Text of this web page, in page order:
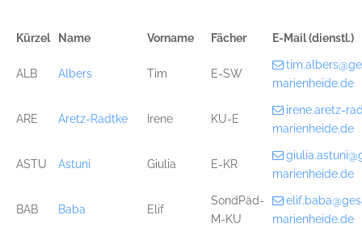
Kürzel Name Vorname Fächer E-Mail (dienstl.)
ALB Albers Tim E-SW
marienheide.de
ARE Aretz-Radtke Irene KU-E
irene.aretz-
marienheide.de
ASTU Astuni Giulia E-KR
marienheide.de
BAB Baba Elif
SondPäd-
M-KU
marienheide.de